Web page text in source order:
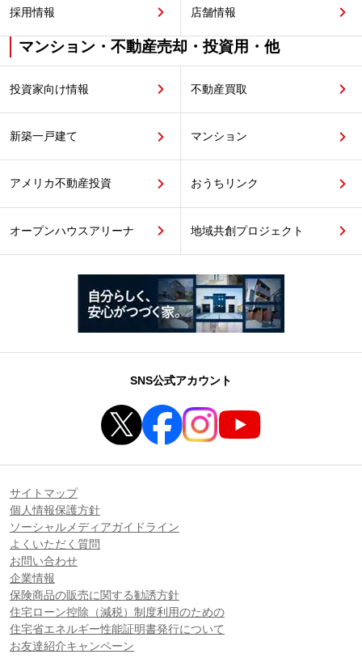
採用情報 店舗情報
マンション・不動産売却・投資用・他
投資家向け情報 不動産買取
新築一戸建て マンション
アメリカ不動産投資 おうちリンク
オープンハウスアリーナ 地域共創プロジェクト
SNS公式アカウント
サイトマップ
個人情報保護方針
ソーシャルメディアガイドライン
よくいただく質問
お問い合わせ
企業情報
保険商品の販売に関する勧誘方針
住宅ローン控除（減税）制度利用のための
住宅省エネルギー性能証明書発行について
お友達紹介キャンペーン